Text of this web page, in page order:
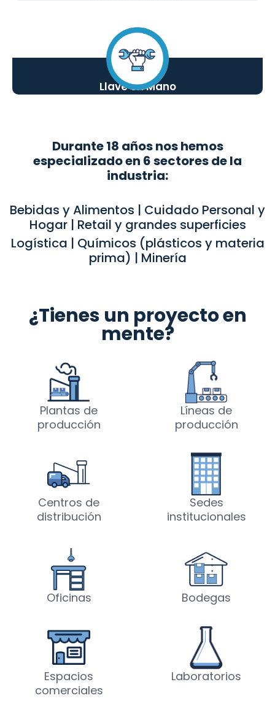
Proyectos
Llave en Mano
Durante 18 años nos hemos
especializado en 6 sectores de la
industria:
Bebidas y Alimentos | Cuidado Personal y
Hogar | Retail y grandes superficies
Logística | Químicos (plásticos y materia
prima) | Minería
¿Tienes un proyecto en
mente?
Plantas de
producción
Líneas de
producción
Centros de
distribución
Sedes
institucionales
Oficinas Bodegas
Espacios
comerciales
Laboratorios